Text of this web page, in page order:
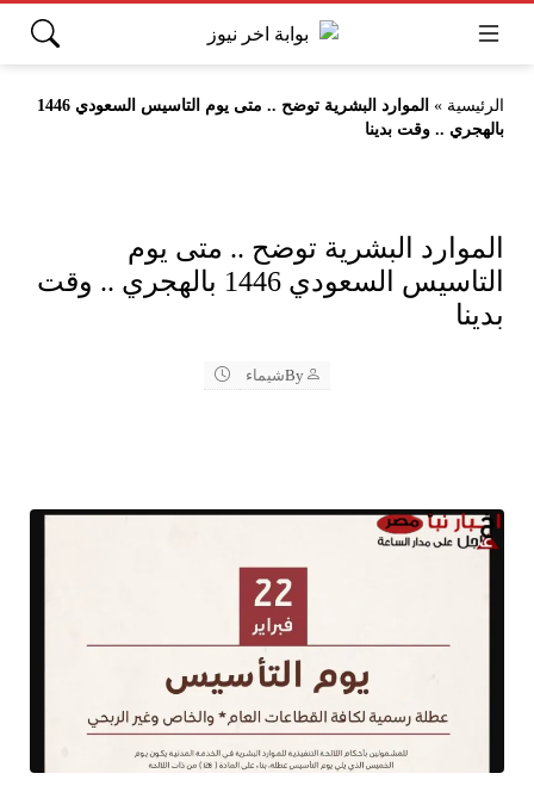
الرئيسية »
الموارد البشرية توضح .. متى يوم التاسيس السعودي 1446
بالهجري .. وقت بدينا
الموارد البشرية توضح .. متى يوم
التاسيس السعودي 1446 بالهجري .. وقت
بدينا
Byشيماء